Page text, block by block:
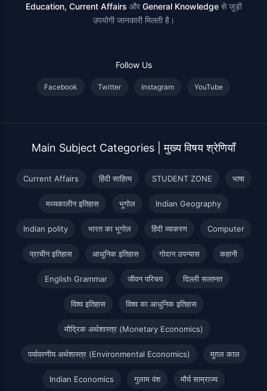
Education, Current Affairs और General Knowledgeसे जुड़ी
उपयोगी जानकारी मिलती है।
Follow Us
Facebook Twitter Instagram YouTube
Main Subject Categories | मुख्य विषय श्रेणियाँ
Current Affairs हिंदी साहित्य STUDENT ZONE भाषा
मध्यकालीन इतिहास भूगोल Indian Geography
Indian polity भारत का भूगोल हिंदी व्याकरण Computer
प्राचीन इतिहास आधुनिक इतिहास गोदान उपन्यास कहानी
English Grammar जीवन परिचय दिल्ली सल्तनत
विश्व इतिहास विश्व का आधुनिक इतिहास
मौद्रिक अर्थशास्त्र (Monetary Economics)
पर्यावरणीय अर्थशास्त्र (Environmental Economics) मुग़ल काल
Indian Economics गुलाम वंश मौर्य साम्राज्य